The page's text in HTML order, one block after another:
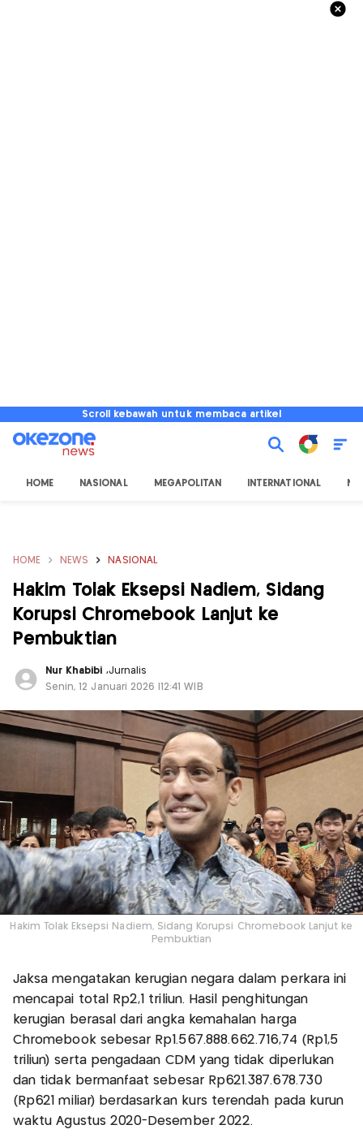
Scroll kebawah untuk membaca artikel
HOME NASIONAL MEGAPOLITAN INTERNATIONAL
HOME NEWS NASIONAL
Hakim Tolak Eksepsi Nadiem, Sidang
Korupsi Chromebook Lanjut ke
Pembuktian
Nur Khabibi ,Jurnalis
Senin, 12 Januari 2026 |12:41 WIB
Hakim Tolak Eksepsi Nadiem, Sidang Korupsi Chromebook Lanjut ke
Pembuktian
Jaksa mengatakan kerugian negara dalam perkara ini
mencapai total Rp2,1 triliun. Hasil penghitungan
kerugian berasal dari angka kemahalan harga
Chromebook sebesar Rp1.567.888.662.716,74 (Rp1,5
triliun) serta pengadaan CDM yang tidak diperlukan
dan tidak bermanfaat sebesar Rp621.387.678.730
(Rp621 miliar) berdasarkan kurs terendah pada kurun
waktu Agustus 2020-Desember 2022.